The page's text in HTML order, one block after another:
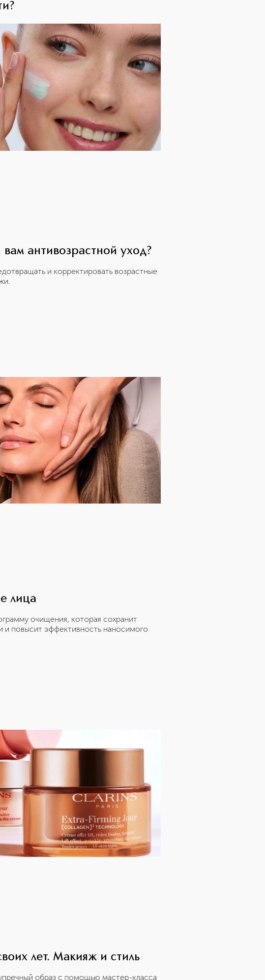
антивозрастной уход?
и корректировать возрастные
лица
очищения, которая сохранит
и повысит эффективность наносимого
лет. Макияж и стиль
образ с помощью мастер-класса